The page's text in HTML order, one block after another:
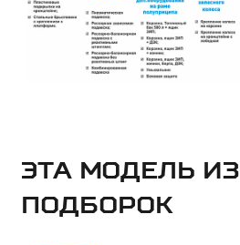
ЭТА МОДЕЛЬ ИЗ
ПОДБОРОК